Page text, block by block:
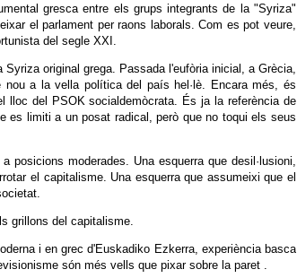
gresca entre els grups integrants de la "Syriza"
el parlament per raons laborals. Com es pot veure,
del segle XXI.
original grega. Passada l'eufòria inicial, a Grècia,
a la vella política del país hel·lè. Encara més, és
lloc del PSOK socialdemòcrata. És ja la referència de
es limiti a un posat radical, però que no toqui els seus
posicions moderades. Una esquerra que desil·lusioni,
el capitalisme. Una esquerra que assumeixi que el
grillons del capitalisme.
i en grec d'Euskadiko Ezkerra, experiència basca
són més vells que pixar sobre la paret .